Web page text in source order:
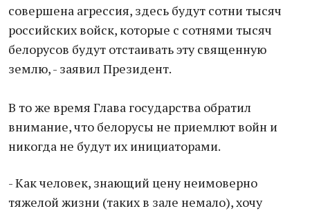
совершена агрессия, здесь будут сотни тысяч
российских войск, которые с сотнями тысяч
белорусов будут отстаивать эту священную
землю, - заявил Президент.
В то же время Глава государства обратил
внимание, что белорусы не приемлют войн и
никогда не будут их инициаторами.
- Как человек, знающий цену неимоверно
тяжелой жизни (таких в зале немало), хочу